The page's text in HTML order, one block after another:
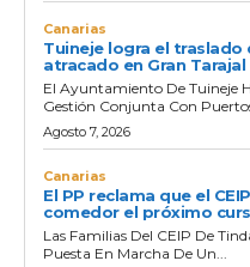
Canarias
Tuineje logra el
atracado en Gran Tarajal
El Ayuntamiento De Tuineje
Gestión Conjunta Con
Agosto 7, 2026
Canarias
El PP reclama que el
comedor el próximo
Las Familias Del CEIP De
Puesta En Marcha De Un...